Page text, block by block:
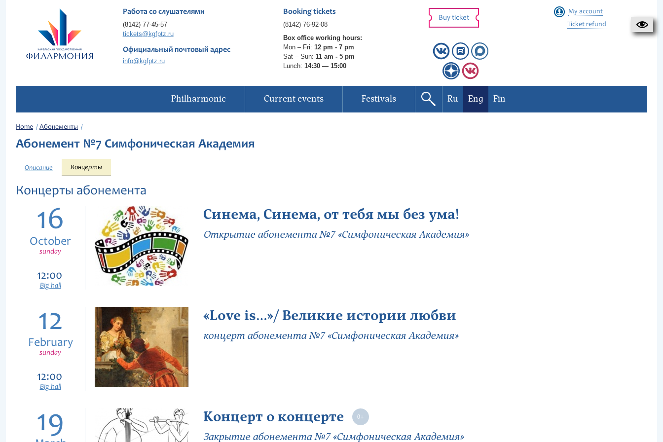
Работа со слушателями
(8142) 77-45-57
tickets@kgfptz.ru
Официальный почтовый адрес
info@kgfptz.ru
Booking tickets
(8142) 76-92-08
Box office working hours:
Mon – Fri: 12 pm - 7 pm
Sat – Sun: 11 am - 5 pm
Lunch: 14:30 — 15:00
Buy ticket
My account
Ticket refund
Philharmonic Current events Festivals Ru Eng Fin
Home Абонементы
Абонемент №7 Симфоническая Академия
Описание Концерты
Концерты абонемента
16
October
sunday
12:00
Big hall
Синема, Синема, от тебя мы без ума!
Открытие абонемента №7 «Симфоническая Академия»
12
February
sunday
12:00
Big hall
«Love is…»/ Великие истории любви
концерт абонемента №7 «Симфоническая Академия»
19 Концерт о концерте
Закрытие абонемента №7 «Симфоническая Академия»